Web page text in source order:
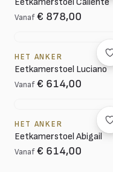
Vanaf € 878,00
HET ANKER
Eetkamerstoel Luciano
Vanaf € 614,00
HET ANKER
Eetkamerstoel Abigail
Vanaf € 614,00